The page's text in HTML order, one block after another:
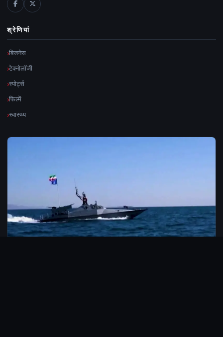
श्रेणियां
बिजनेस
टेक्नोलॉजी
स्पोर्ट्स
फिल्में
स्वास्थ्य